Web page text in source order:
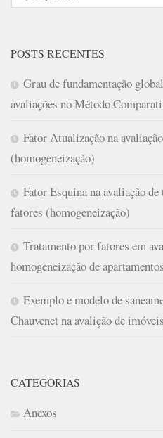
por:
POSTS RECENTES
Grau de fundamentação
avaliações no Método
Fator Atualização na
(homogeneização)
Fator Esquina na avaliação
fatores (homogeneização)
Tratamento por fatores em
homogeneização de
Exemplo e modelo de
Chauvenet na avalição de imóveis
CATEGORIAS
Anexos